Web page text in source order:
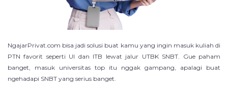
NgajarPrivat.com bisa jadi solusi buat kamu yang ingin masuk kuliah di
PTN favorit seperti UI dan ITB lewat jalur UTBK SNBT. Gue paham
banget, masuk universitas top itu nggak gampang, apalagi buat
ngehadapi SNBT yang serius banget.